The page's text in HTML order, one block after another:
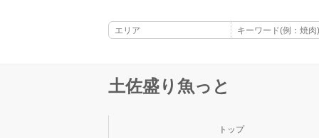
土佐盛り魚っと
トップ